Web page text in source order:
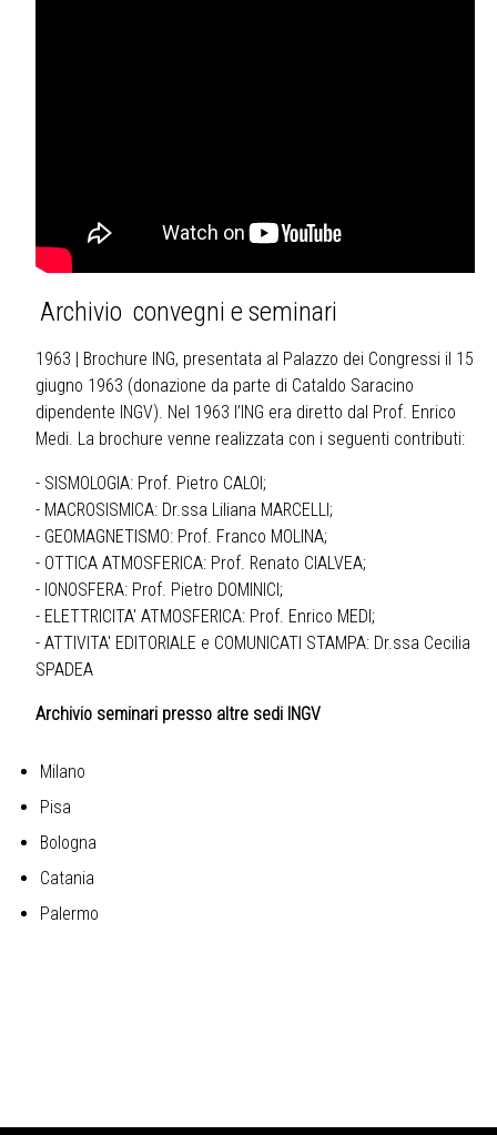
Archivio convegni e seminari
1963 | Brochure ING, presentata al Palazzo dei Congressi il 15
giugno 1963 (donazione da parte di Cataldo Saracino
dipendente INGV). Nel 1963 l’ING era diretto dal Prof. Enrico
Medi. La brochure venne realizzata con i seguenti contributi:
- SISMOLOGIA: Prof. Pietro CALOI;
- MACROSISMICA: Dr.ssa Liliana MARCELLI;
- GEOMAGNETISMO: Prof. Franco MOLINA;
- OTTICA ATMOSFERICA: Prof. Renato CIALVEA;
- IONOSFERA: Prof. Pietro DOMINICI;
- ELETTRICITA' ATMOSFERICA: Prof. Enrico MEDI;
- ATTIVITA' EDITORIALE e COMUNICATI STAMPA: Dr.ssa Cecilia
SPADEA
Archivio seminari presso altre sedi INGV
Milano
Pisa
Bologna
Catania
Palermo